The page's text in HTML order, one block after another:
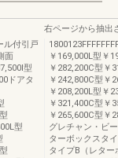
ル付引戸
面
型
ドアタ
型
右ページから抽出
￥169,000L型￥
￥282,200C型￥
￥242,800C型￥
￥208,200L型￥
￥321,400C型￥
￥265,600C型￥
グレチャン・ビ
ターボックスタ
タイプB（レタ